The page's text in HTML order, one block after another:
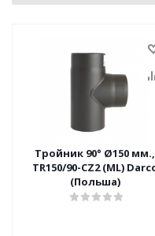
Тройник 90° Ø150 мм.,
TR150/90-CZ2 (ML) Darco
(Польша)